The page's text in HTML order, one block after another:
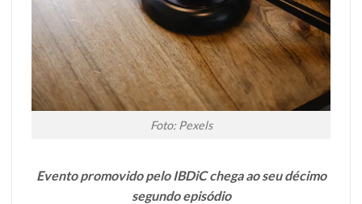
Foto: Pexels
Evento promovido pelo IBDiC chega ao seu décimo
segundo episódio